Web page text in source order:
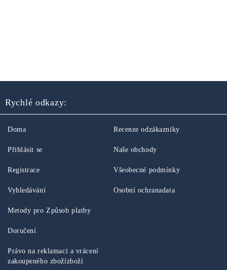
Rychlé odkazy:
Doma
Přihlásit se
Registrace
Vyhledávání
Recenze odzákazníky
Naše obchody
Všeobecné podmínky
Osobní ochranadata
Metody pro Způsob platby
Doručení
Právo na reklamaci a vrácení
zakoupeného zbožízboží